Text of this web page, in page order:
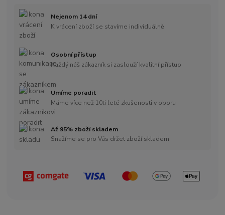
Nejenom 14 dní
K vrácení zboží se stavíme individuálně
Osobní přístup
Každý náš zákazník si zaslouží kvalitní přístup
Umíme poradit
Máme více než 10ti leté zkušenosti v oboru
Až 95% zboží skladem
Snažíme se pro Vás držet zboží skladem